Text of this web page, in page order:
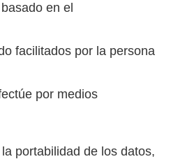
en el
facilitados por la persona
por medios
portabilidad de los datos,